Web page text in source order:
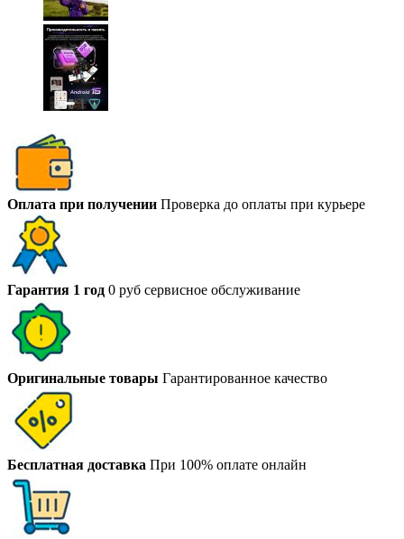
Оплата при получении Проверка до оплаты при курьере
Гарантия 1 год 0 руб сервисное обслуживание
Оригинальные товары Гарантированное качество
Бесплатная доставка При 100% оплате онлайн